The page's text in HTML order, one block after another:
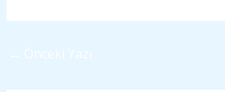
← Önceki Yazı